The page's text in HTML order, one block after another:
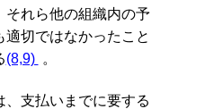
それら他の組織内の予
切ではなかったこと
(8,9) 。
、支払いまでに要する